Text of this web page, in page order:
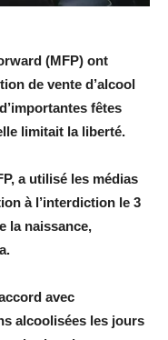
(MFP) ont
de vente d’alcool
fêtes
limitait la liberté.
a utilisé les médias
à l’interdiction le 3
la naissance,
avec
alcoolisées les jours